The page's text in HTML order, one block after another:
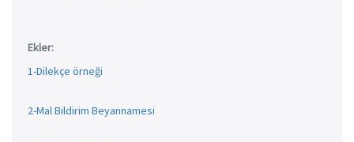
Ekler:
1-Dilekçe örneği
2-Mal Bildirim Beyannamesi